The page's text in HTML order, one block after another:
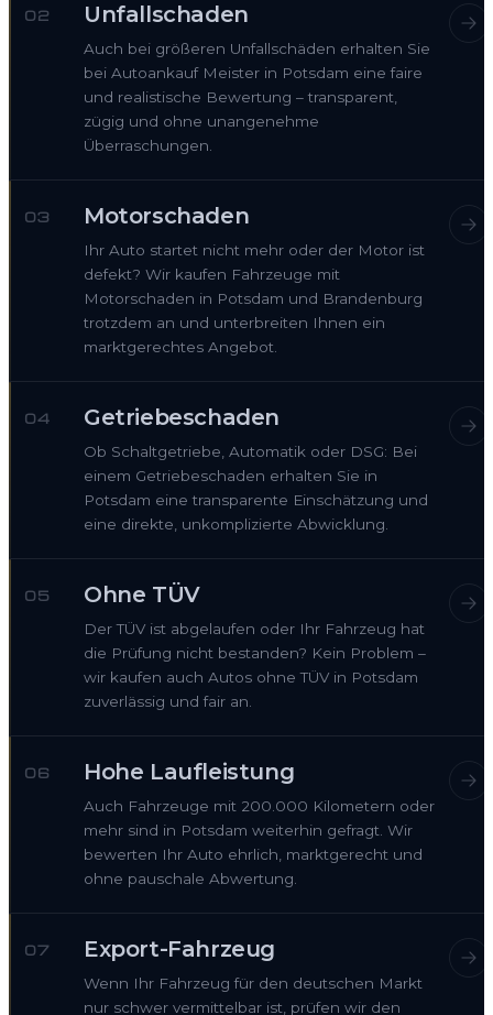
02 Unfallschaden
Auch bei größeren Unfallschäden erhalten Sie
bei Autoankauf Meister in Potsdam eine faire
und realistische Bewertung – transparent,
zügig und ohne unangenehme
Überraschungen.
03 Motorschaden
Ihr Auto startet nicht mehr oder der Motor ist
defekt? Wir kaufen Fahrzeuge mit
Motorschaden in Potsdam und Brandenburg
trotzdem an und unterbreiten Ihnen ein
marktgerechtes Angebot.
04 Getriebeschaden
Ob Schaltgetriebe, Automatik oder DSG: Bei
einem Getriebeschaden erhalten Sie in
Potsdam eine transparente Einschätzung und
eine direkte, unkomplizierte Abwicklung.
05 Ohne TÜV
Der TÜV ist abgelaufen oder Ihr Fahrzeug hat
die Prüfung nicht bestanden? Kein Problem –
wir kaufen auch Autos ohne TÜV in Potsdam
zuverlässig und fair an.
06 Hohe Laufleistung
Auch Fahrzeuge mit 200.000 Kilometern oder
mehr sind in Potsdam weiterhin gefragt. Wir
bewerten Ihr Auto ehrlich, marktgerecht und
ohne pauschale Abwertung.
07 Export-Fahrzeug
Wenn Ihr Fahrzeug für den deutschen Markt
nur schwer vermittelbar ist, prüfen wir den